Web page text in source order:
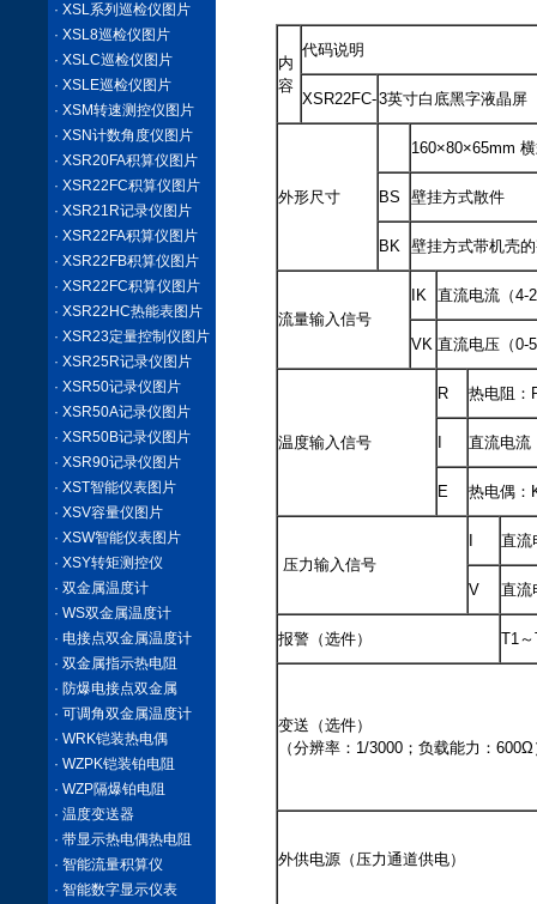
· XSL系列巡检仪图片
· XSL8巡检仪图片
· XSLC巡检仪图片
· XSLE巡检仪图片
· XSM转速测控仪图片
· XSN计数角度仪图片
· XSR20FA积算仪图片
· XSR22FC积算仪图片
· XSR21R记录仪图片
· XSR22FA积算仪图片
· XSR22FB积算仪图片
· XSR22FC积算仪图片
· XSR22HC热能表图片
· XSR23定量控制仪图片
· XSR25R记录仪图片
· XSR50记录仪图片
· XSR50A记录仪图片
· XSR50B记录仪图片
· XSR90记录仪图片
· XST智能仪表图片
· XSV容量仪图片
· XSW智能仪表图片
· XSY转矩测控仪
· 双金属温度计
· WS双金属温度计
· 电接点双金属温度计
· 双金属指示热电阻
· 防爆电接点双金属
· 可调角双金属温度计
· WRK铠装热电偶
· WZPK铠装铂电阻
· WZP隔爆铂电阻
· 温度变送器
· 带显示热电偶热电阻
· 智能流量积算仪
· 智能数字显示仪表
内
容
代码说明
XSR22FC-3英寸白底黑字液晶屏
外形尺寸 BS 壁挂方式散件
BK 壁挂方式带机壳
流量输入信号
IK 直流电流（4-
VK 直流电压（0-
温度输入信号
R 热电阻：
直流电流
E 热电偶：
压力输入信号
直流
V 直流
报警（选件） T1
变送（选件）
（分辨率：1/3000；负载能力：600Ω
外供电源（压力通道供电）